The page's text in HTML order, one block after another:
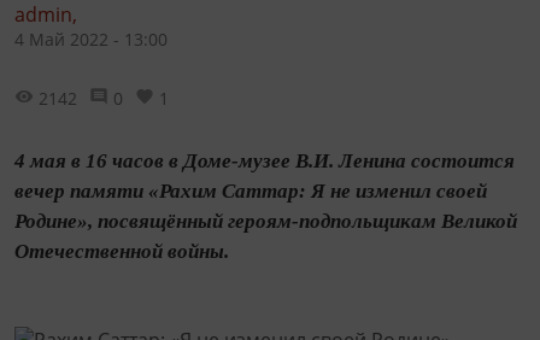
admin,
4 Май 2022 - 13:00
2142 0 1
4 мая в 16 часов в Доме-музее В.И. Ленина состоится
вечер памяти «Рахим Саттар: Я не изменил своей
Родине», посвящённый героям-подпольщикам Великой
Отечественной войны.